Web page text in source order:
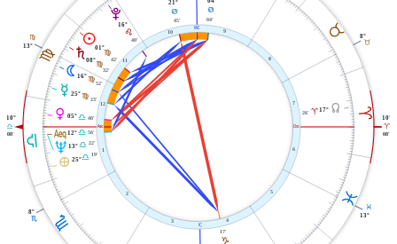
A
B
F
G
H
L
1
W
2
3 4
j
5
6
7
i
8
9
10
X
11
12
G
10°
08'
H
8°
L
13°
A
10°
08'
B
8°
F
13°
l 12°G 56'
U 13°G 22'
È 25°G 19'
J
17'
Y
17°
A
26'
D
04'
21°
D
45'
V
16°
E
40'
M
01°
F
42'
S 08°
F
32'
N16°
F 52'
O 25° F 23'
P 05°G 40'